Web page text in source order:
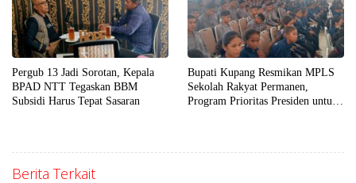
Pergub 13 Jadi Sorotan, Kepala
BPAD NTT Tegaskan BBM
Subsidi Harus Tepat Sasaran
Bupati Kupang Resmikan MPLS
Sekolah Rakyat Permanen,
Program Prioritas Presiden untuk
Berita Terkait